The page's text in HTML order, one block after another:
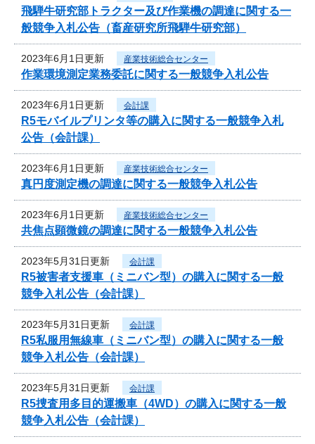
飛騨牛研究部トラクター及び作業機の調達に関する一
般競争入札公告（畜産研究所飛騨牛研究部）
2023年6月1日更新 産業技術総合センター
作業環境測定業務委託に関する一般競争入札公告
2023年6月1日更新 会計課
R5モバイルプリンタ等の購入に関する一般競争入札
公告（会計課）
2023年6月1日更新 産業技術総合センター
真円度測定機の調達に関する一般競争入札公告
2023年6月1日更新 産業技術総合センター
共焦点顕微鏡の調達に関する一般競争入札公告
2023年5月31日更新 会計課
R5被害者支援車（ミニバン型）の購入に関する一般
競争入札公告（会計課）
2023年5月31日更新 会計課
R5私服用無線車（ミニバン型）の購入に関する一般
競争入札公告（会計課）
2023年5月31日更新 会計課
R5捜査用多目的運搬車（4WD）の購入に関する一般
競争入札公告（会計課）